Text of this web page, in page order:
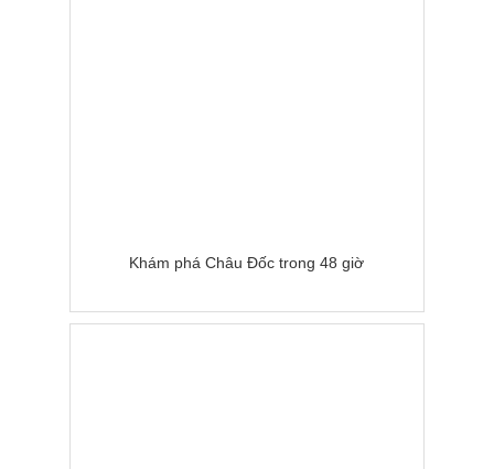
Khám phá Châu Đốc trong 48 giờ